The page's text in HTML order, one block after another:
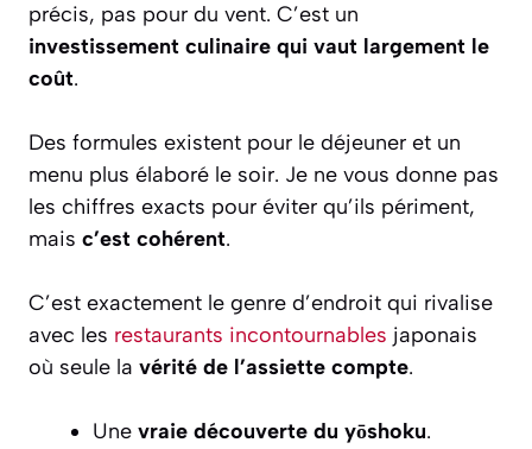
précis, pas pour du vent. C’est un
investissement culinaire qui vaut largement le
coût.
Des formules existent pour le déjeuner et un
menu plus élaboré le soir. Je ne vous donne pas
les chiffres exacts pour éviter qu’ils périment,
mais c’est cohérent.
C’est exactement le genre d’endroit qui rivalise
avec les restaurants incontournables japonais
où seule la vérité de l’assiette compte.
Une vraie découverte du yōshoku.